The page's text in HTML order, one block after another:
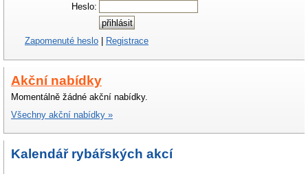
Heslo:
Zapomenuté heslo Registrace
Akční nabídky
Momentálně žádné akční nabídky.
Všechny akční nabídky »
Kalendář rybářských akcí